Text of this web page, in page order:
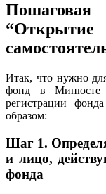
Пошаговая
Итак, что нужно
фонд в Минюсте
регистрации
образом:
Шаг 1.
и лицо,
фонда